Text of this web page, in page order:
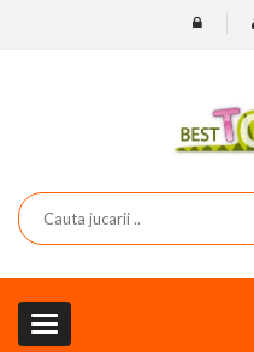
Toggle
navigation